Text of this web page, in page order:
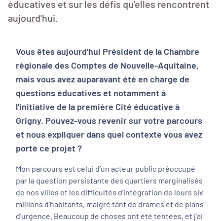
éducatives et sur les défis qu'elles rencontrent
aujourd'hui.
Vous êtes aujourd’hui Président de la Chambre
régionale des Comptes de Nouvelle-Aquitaine,
mais vous avez auparavant été en charge de
questions éducatives et notamment à
l’initiative de la première Cité éducative à
Grigny. Pouvez-vous revenir sur votre parcours
et nous expliquer dans quel contexte vous avez
porté ce projet ?
Mon parcours est celui d’un acteur public préoccupé
par la question persistante des quartiers marginalisés
de nos villes et les difficultés d’intégration de leurs six
millions d’habitants, malgré tant de drames et de plans
d’urgence. Beaucoup de choses ont été tentées, et j’ai